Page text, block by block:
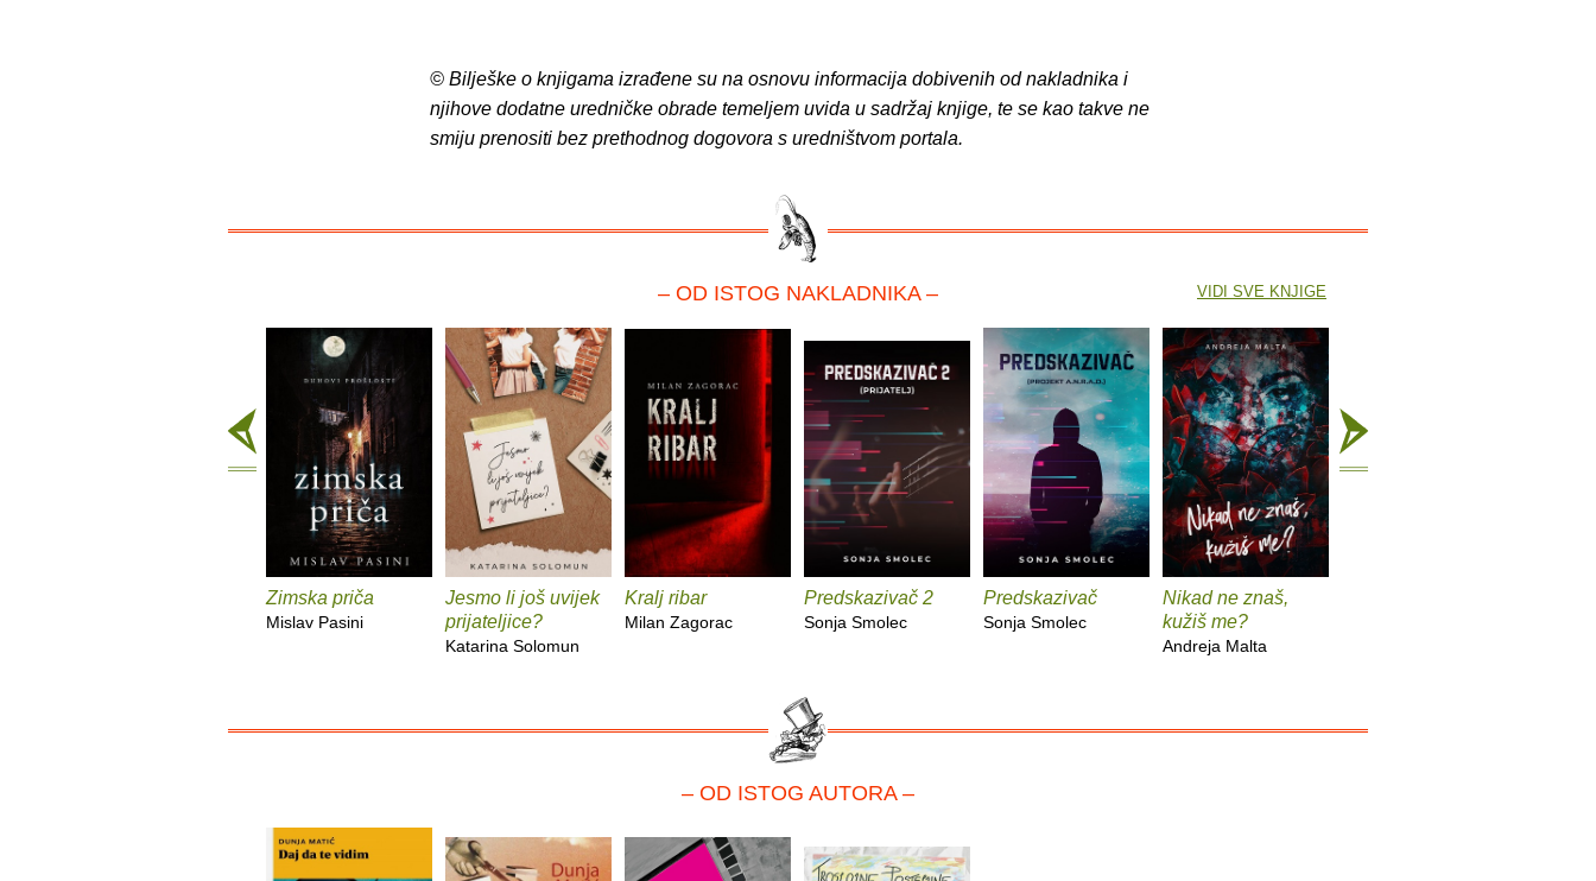
© Bilješke o knjigama izrađene su na osnovu informacija dobivenih od nakladnika i
njihove dodatne uredničke obrade temeljem uvida u sadržaj knjige, te se kao takve ne
smiju prenositi bez prethodnog dogovora s uredništvom portala.
– OD ISTOG NAKLADNIKA –
Zimska priča
Mislav Pasini
Jesmo li još uvijek
prijateljice?
Katarina Solomun
Kralj ribar
Milan Zagorac
Predskazivač 2
Sonja Smolec
Predskazivač
Sonja Smolec
Nikad ne znaš,
kužiš me?
Andreja Malta
VIDI SVE KNJIGE
– OD ISTOG AUTORA –